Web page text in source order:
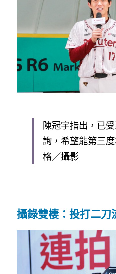
陳冠宇指出，已
詢，希望能第三
格／攝影
攝錄雙棲：投打二刀